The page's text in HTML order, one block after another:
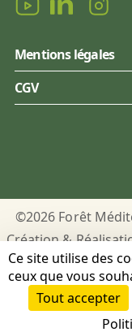
Mentions légales
CGV
©2026 Forêt
Création &
du
DON
Ce site utilise des
ceux que vous
Tout accepter